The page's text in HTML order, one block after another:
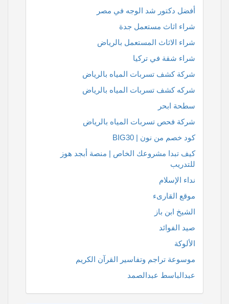
أفضل دكتور شد الوجه في مصر
شراء اثاث مستعمل جدة
شراء الاثاث المستعمل بالرياض
شراء شقة في تركيا
شركة كشف تسربات المياه بالرياض
شركه كشف تسربات المياه بالرياض
سطحة ابحر
شركة فحص تسربات المياه بالرياض
كود خصم من نون | BIG30
كيف تبدا مشروعك الخاص | منصة أبجد هوز
للتدريب
نداء الإسلام
موقع القارىء
الشيخ ابن باز
صيد الفوائد
الألوكة
موسوعة تراجم وتفاسير القرآن الكريم
عبدالباسط عبدالصمد